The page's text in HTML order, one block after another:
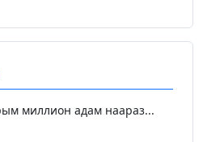
миллион адам наараз...